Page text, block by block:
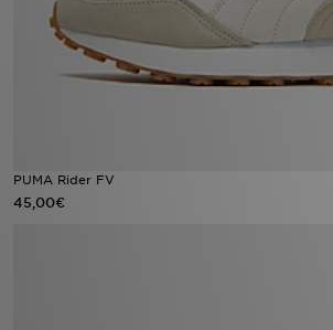
PUMA Rider FV
45,00€